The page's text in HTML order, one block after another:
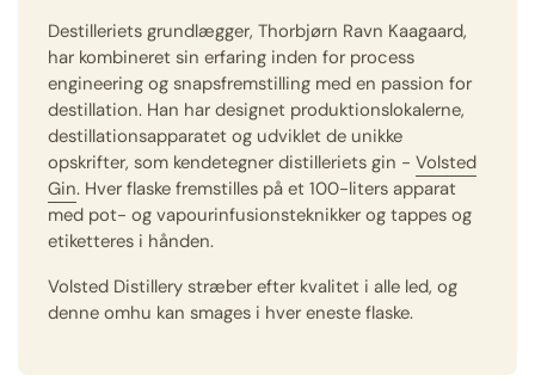
Destilleriets grundlægger, Thorbjørn Ravn Kaagaard,
har kombineret sin erfaring inden for process
engineering og snapsfremstilling med en passion for
destillation. Han har designet produktionslokalerne,
destillationsapparatet og udviklet de unikke
opskrifter, som kendetegner distilleriets gin - Volsted
Gin. Hver flaske fremstilles på et 100-liters apparat
med pot- og vapourinfusionsteknikker og tappes og
etiketteres i hånden.
Volsted Distillery stræber efter kvalitet i alle led, og
denne omhu kan smages i hver eneste flaske.